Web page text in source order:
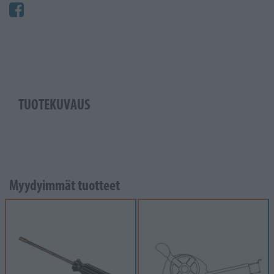
TUOTEKUVAUS
Myydyimmät tuotteet